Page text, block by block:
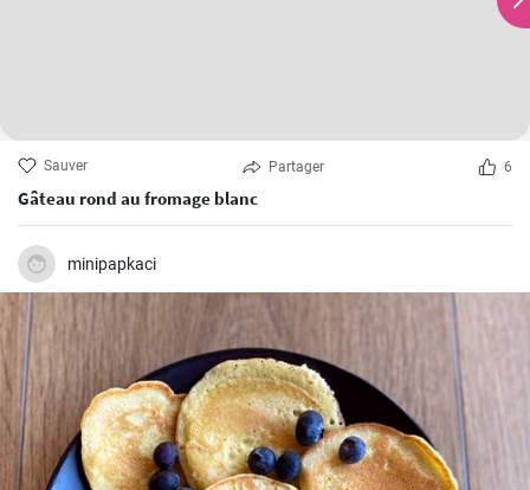
Sauver Partager 6
Gâteau rond au fromage blanc
minipapkaci